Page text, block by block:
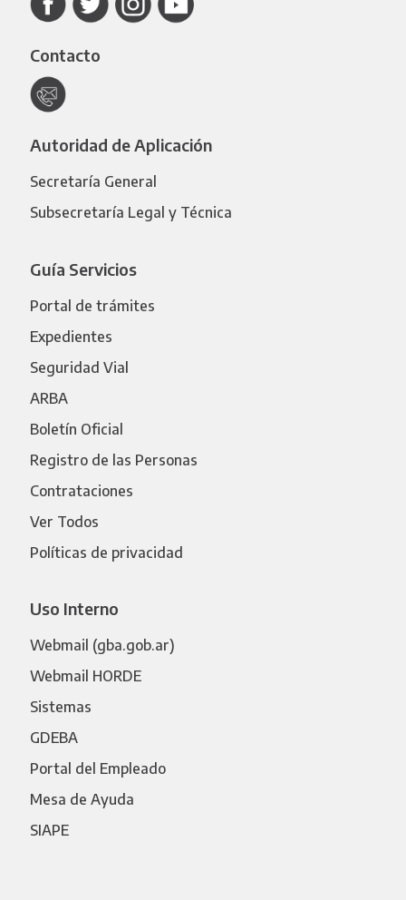
Contacto
Autoridad de Aplicación
Secretaría General
Subsecretaría Legal y Técnica
Guía Servicios
Portal de trámites
Expedientes
Seguridad Vial
ARBA
Boletín Oficial
Registro de las Personas
Contrataciones
Ver Todos
Políticas de privacidad
Uso Interno
Webmail (gba.gob.ar)
Webmail HORDE
Sistemas
GDEBA
Portal del Empleado
Mesa de Ayuda
SIAPE